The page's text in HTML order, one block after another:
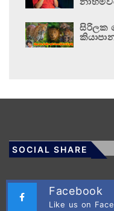
සිරිලක
SOCIAL SHARE
Facebook
Like us on